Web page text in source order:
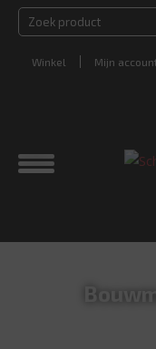
Winkel Mijn